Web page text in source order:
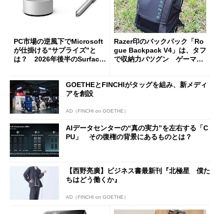
PC市場の逆風下でMicrosoft
が仕掛ける“サプライズ”と
は？ 2026年後半のSurface
Razer印のバックパック「Ro
gue Backpack V4」は、タフ
で収納力バツグン ゲーマー
GOETHEとFINCHIがタッグを組み、新メディ
アを創設
AD（FINCHI on GOETHE）
AIデータセンターの“真の実力”を左右する「C
PU」 その復権の背景にあるものとは？
【西野亮廣】ビジネス書最新刊『北極星 僕た
ちはどう働くか』
AD（FINCHI on GOETHE）